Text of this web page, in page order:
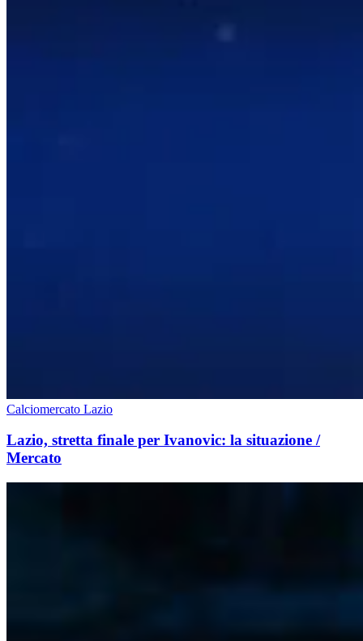
Calciomercato Lazio
Lazio, stretta finale per Ivanovic: la situazione /
Mercato